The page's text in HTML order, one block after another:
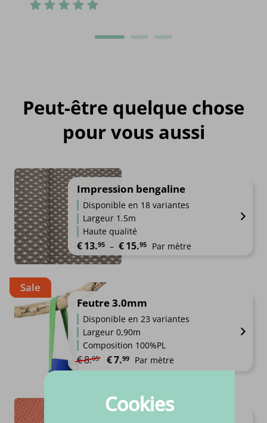
Peut-être quelque chose
pour vous aussi
Impression bengaline
Disponible en 18 variantes
Largeur 1.5m
Haute qualité
€13.95 – €15.95 Plage de prix : €13.95 à €15.95
Par mètre
Sale
Feutre 3.0mm
Disponible en 23 variantes
Largeur 0,90m
Composition 100%PL
€8.95 Le prix initial était : €8.95.
€7.99 Le prix actuel est : €7.99.
Par mètre
Cookies